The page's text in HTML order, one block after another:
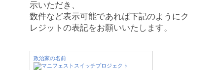
示いただき、
数件など表示可能であれば下記のようにク
レジットの表記をお願いいたします。
政治家の名前